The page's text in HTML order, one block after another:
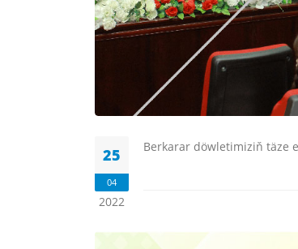
25
04
2022
Berkarar döwletimiziň täze